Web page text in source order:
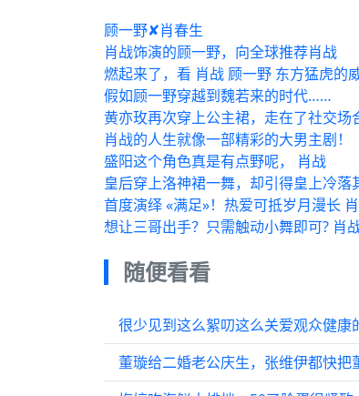
顾一野✘肖春生
肖战饰演的顾一野，向全球推荐肖战
燃起来了，看 肖战 顾一野 东方猛虎的
假如顾一野穿越到魏若来的时代……
黄亦玫再次穿上公主裙，走在了社交
肖战的人生就像一部精彩的大男主剧！
盛阳这个角色真是有点野呢， 肖战
皇后穿上洛神裙一舞，却引得皇上冷落
首度演绎 «满足»！热爱可抵岁月漫长
想让三哥出手？只需触动小舞即可? 肖
随便看看
很少见到这么絮叨这么关爱观众健康